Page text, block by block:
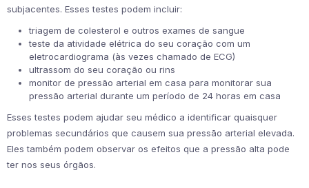
subjacentes. Esses testes podem incluir:
triagem de colesterol e outros exames de sangue
teste da atividade elétrica do seu coração com um
eletrocardiograma (às vezes chamado de ECG)
ultrassom do seu coração ou rins
monitor de pressão arterial em casa para monitorar sua
pressão arterial durante um período de 24 horas em casa
Esses testes podem ajudar seu médico a identificar quaisquer
problemas secundários que causem sua pressão arterial elevada.
Eles também podem observar os efeitos que a pressão alta pode
ter nos seus órgãos.